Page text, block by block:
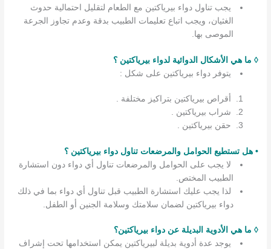
يجب تناول دواء بيرياكتين مع الطعام لتقليل احتمالية حدوث
الغثيان، ويجب اتباع تعليمات الطبيب بدقة وعدم تجاوز الجرعة
الموصى بها.
◊ ما هي الأشكال الدوائية لدواء بيرياكتين ؟
يتوفر دواء بيرياكتين على شكل :
أقراص بيرياكتين بتراكيز مختلفة .
شراب بيرياكتين .
حقن بيرياكتين .
• هل تستطيع الحوامل والمرضعات تناول دواء بيرياكتين ؟
لا يجب على الحوامل والمرضعات تناول أي دواء دون استشارة
الطبيب المختص.
لذا يجب عليك استشارة الطبيب قبل تناول أي دواء بما في ذلك
دواء بيرياكتين لضمان سلامتك وسلامة الجنين أو الطفل.
◊ ما هي الأدوية البديلة عن دواء بيرياكتين؟
يوجد عدة أدوية بديلة لبيرياكتين يمكن استخدامها تحت إشراف